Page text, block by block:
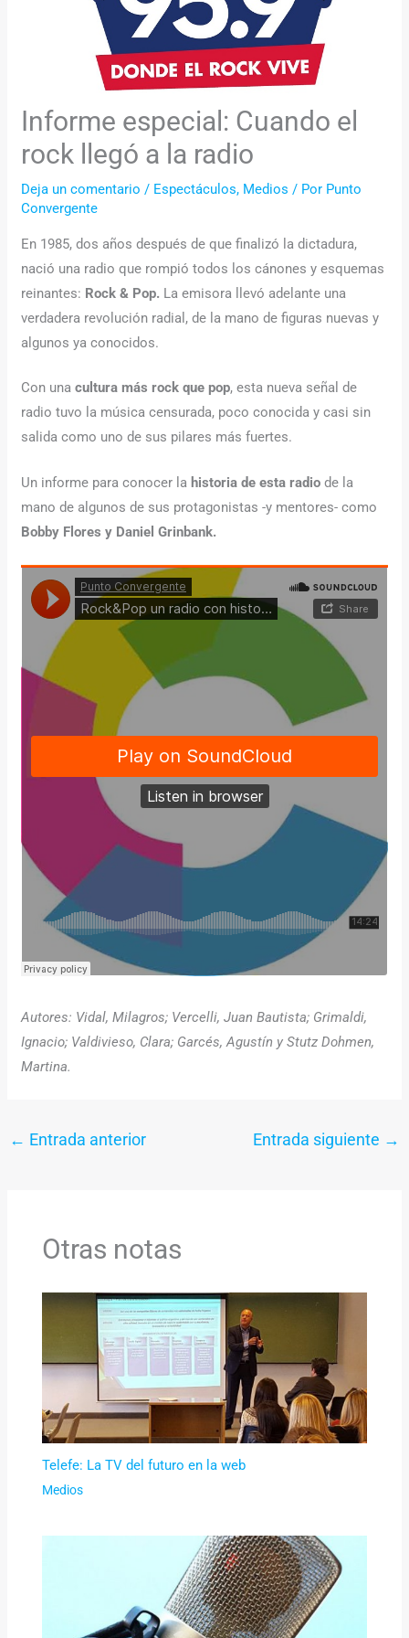
Informe especial: Cuando el
rock llegó a la radio
Deja un comentario / Espectáculos, Medios / Por Punto
Convergente
En 1985, dos años después de que finalizó la dictadura,
nació una radio que rompió todos los cánones y esquemas
reinantes: Rock & Pop. La emisora llevó adelante una
verdadera revolución radial, de la mano de figuras nuevas y
algunos ya conocidos.
Con unacultura más rock que pop, esta nueva señal de
radio tuvo la música censurada, poco conocida y casi sin
salida como uno de sus pilares más fuertes.
Un informe para conocer la historia de esta radio de la
mano de algunos de sus protagonistas -y mentores- como
Bobby Flores y Daniel Grinbank.
Autores: Vidal, Milagros; Vercelli, Juan Bautista; Grimaldi,
Ignacio; Valdivieso, Clara; Garcés, Agustín y Stutz Dohmen,
Martina.
← Entrada anterior Entrada siguiente →
Otras notas
Telefe: La TV del futuro en la web
Medios